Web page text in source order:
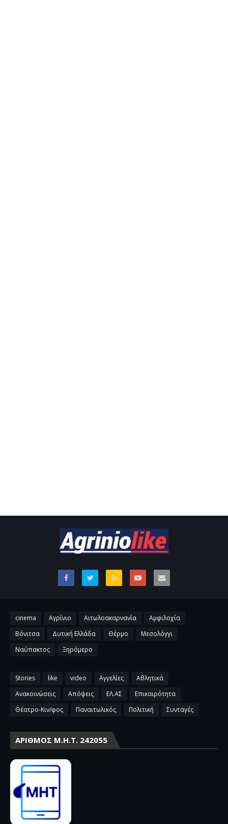
cinema Αγρίνιο Αιτωλοακαρνανία
Αμφιλοχία
Βόνιτσα
Δυτική Ελλάδα Θέρμο
Μεσολόγγι
Ναύπακτος
Ξηρόμερο
Stories like video Αγγελίες
Αθλητικά
Ανακοινώσεις
Απόψεις ΕΛ.ΑΣ
Επικαιρότητα
Θέατρο-Κιν/φος
Παναιτωλικός Πολιτική Συνταγές
ΑΡΙΘΜΌΣ Μ.Η.Τ. 242055